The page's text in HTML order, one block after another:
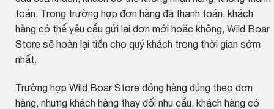
toán. Trong trường hợp đơn hàng đã thanh toán, khách
hàng có thể yêu cầu gửi lại đơn mới hoặc không, Wild Boar
Store sẽ hoàn lại tiền cho quý khách trong thời gian sớm
nhất.
Trường hợp Wild Boar Store đóng hàng đúng theo đơn
hàng, nhưng khách hàng thay đổi nhu cầu, khách hàng có